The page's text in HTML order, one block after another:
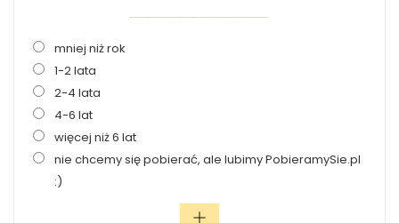
mniej niż rok
1-2 lata
2-4 lata
4-6 lat
więcej niż 6 lat
nie chcemy się pobierać, ale lubimy PobieramySie.pl
:)